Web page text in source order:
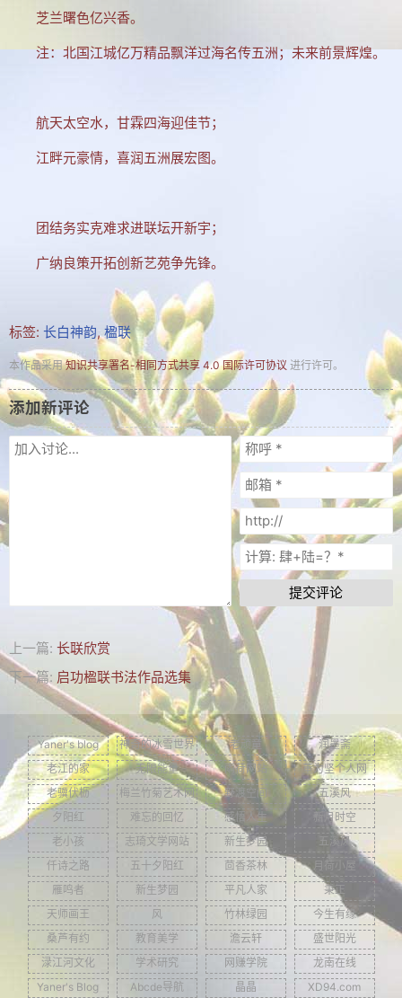
芝兰曙色亿兴香。
注：北国江城亿万精品飘洋过海名传五洲；未来前景辉煌。
航天太空水，甘霖四海迎佳节；
江畔元豪情，喜润五洲展宏图。
团结务实克难求进联坛开新宇；
广纳良策开拓创新艺苑争先锋。
标签: 长白神韵,楹联
本作品采用知识共享署名-相同方式共享 4.0 国际许可协议 进行许可。
添加新评论
提交评论
上一篇: 长联欣赏
下一篇: 启功楹联书法作品选集
Yaner's blog 神奇的冰雪世界 老顽童
润墨斋
老江的家
无限能量 雨荷网站
董为坚个人网
老骥伏枥
梅兰竹菊艺术网 野渡空间
五溪风
夕阳红
难忘的回忆 感悟人生
新月时空
老小孩
志琦文学网站 新生梦园
五溪风
仟诗之路
五十夕阳红 茴香茶林
月荷小屋
雁鸣者
新生梦园 平凡人家
秉正
天师画王
风 竹林绿园
今生有缘
桑芦有约
教育美学 澹云轩
盛世阳光
渌江河文化
学术研究 网赚学院
龙南在线
Yaner's Blog
Abcde导航 晶晶 XD94.com